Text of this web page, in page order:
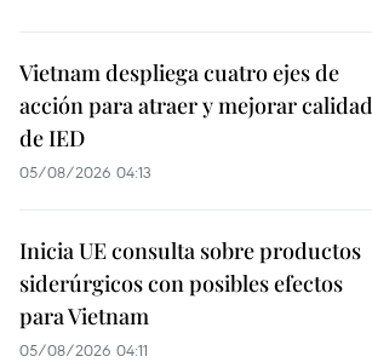
Vietnam despliega cuatro ejes de
acción para atraer y mejorar calidad
de IED
05/08/2026 04:13
Inicia UE consulta sobre productos
siderúrgicos con posibles efectos
para Vietnam
05/08/2026 04:11